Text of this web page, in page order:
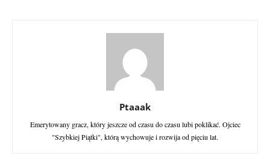
Ptaaak
Emerytowany gracz, który jeszcze od czasu do czasu lubi poklikać. Ojciec
"Szybkiej Piątki", którą wychowuje i rozwija od pięciu lat.